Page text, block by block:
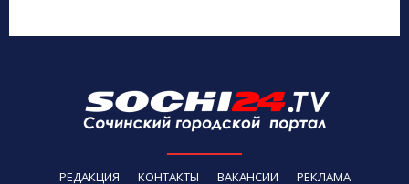
РЕДАКЦИЯ КОНТАКТЫ ВАКАНСИИ РЕКЛАМА